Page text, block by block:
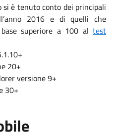
è tenuto conto dei principali
2016 e di quelli che
superiore a 100 al test
20+
versione 9+
30+